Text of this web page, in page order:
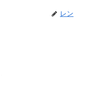
レン